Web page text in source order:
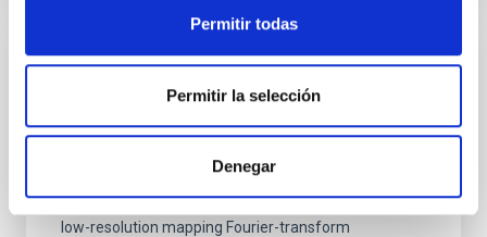
Permitir todas
Permitir la selección
Denegar
interferograms for calibration
Context. The CarbON [CII] line in post-rEionisation and
ReionisaTiOn epoch (CONCERTO) instrument was a
low-resolution mapping Fourier-transform